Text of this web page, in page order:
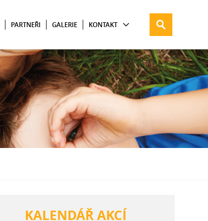
PARTNEŘI GALERIE KONTAKT
KALENDÁŘ AKCÍ